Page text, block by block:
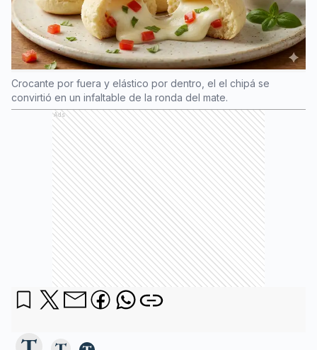
Crocante por fuera y elástico por dentro, el el chipá se
convirtió en un infaltable de la ronda del mate.
Ads